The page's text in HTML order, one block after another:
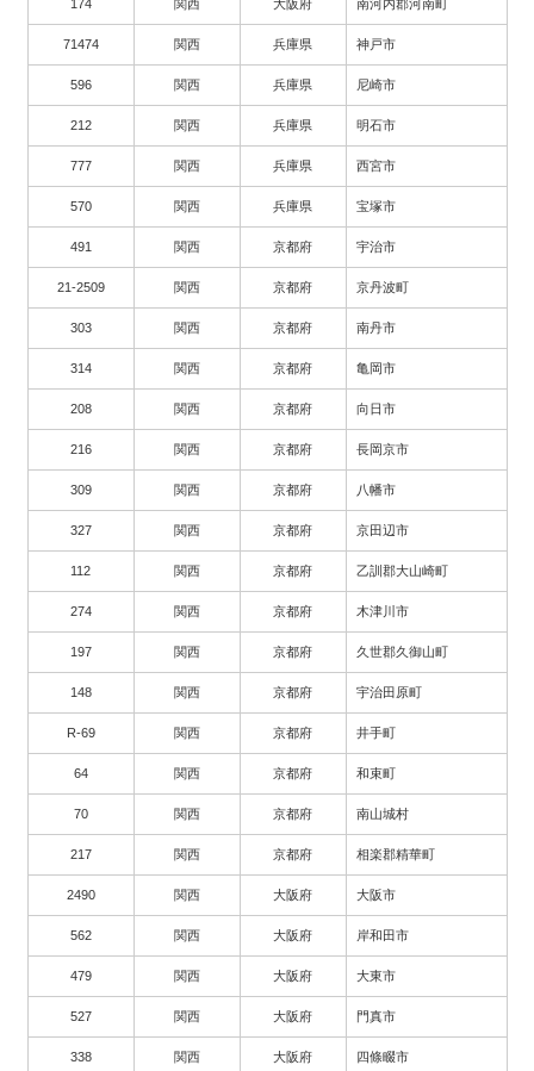
174 関西 大阪府 南河内郡河南町
71474 関西 兵庫県 神戸市
596 関西 兵庫県 尼崎市
212 関西 兵庫県 明石市
777 関西 兵庫県 西宮市
570 関西 兵庫県 宝塚市
491 関西 京都府 宇治市
21-2509 関西 京都府 京丹波町
303 関西 京都府 南丹市
314 関西 京都府 亀岡市
208 関西 京都府 向日市
216 関西 京都府 長岡京市
309 関西 京都府 八幡市
327 関西 京都府 京田辺市
112 関西 京都府 乙訓郡大山崎町
274 関西 京都府 木津川市
197 関西 京都府 久世郡久御山町
148 関西 京都府 宇治田原町
R-69 関西 京都府 井手町
64 関西 京都府 和束町
70 関西 京都府 南山城村
217 関西 京都府 相楽郡精華町
2490 関西 大阪府 大阪市
562 関西 大阪府 岸和田市
479 関西 大阪府 大東市
527 関西 大阪府 門真市
338 関西 大阪府 四條畷市